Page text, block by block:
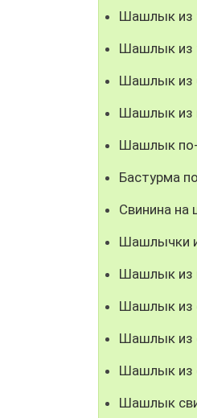
Шашлык из
Шашлык из
Шашлык из
Шашлык из
Шашлык по-
Бастурма
Свинина на
Шашлычки
Шашлык из
Шашлык из
Шашлык из
Шашлык из
Шашлык